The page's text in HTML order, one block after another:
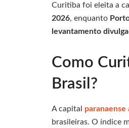
Curitiba foi eleita a
2026, enquanto
levantamento
Como
Brasil?
A capital paranaense
brasileiras. O índice